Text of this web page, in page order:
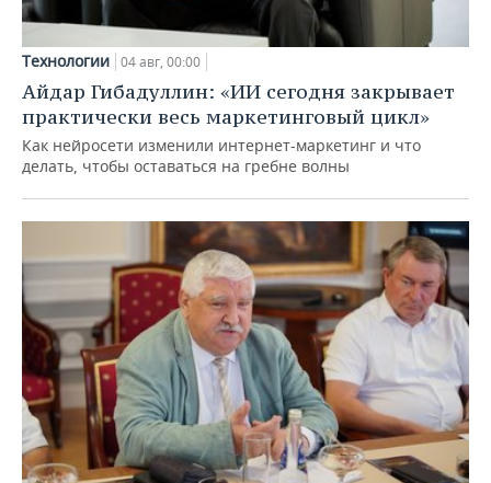
Технологии 04 авг, 00:00
Айдар Гибадуллин: «ИИ сегодня закрывает
практически весь маркетинговый цикл»
Как нейросети изменили интернет-маркетинг и что
делать, чтобы оставаться на гребне волны